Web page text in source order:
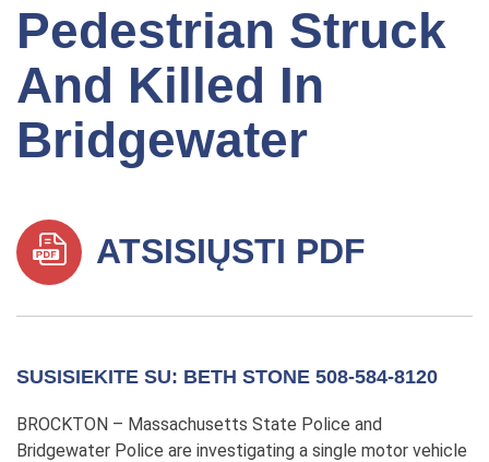
Pedestrian Struck
And Killed In
Bridgewater
ATSISIŲSTI PDF
SUSISIEKITE SU: BETH STONE 508-584-8120
BROCKTON – Massachusetts State Police and
Bridgewater Police are investigating a single motor vehicle